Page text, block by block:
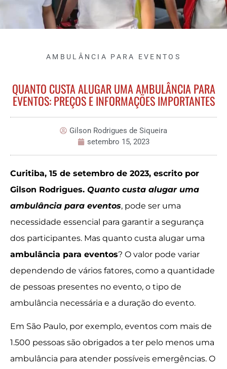
AMBULÂNCIA PARA EVENTOS
QUANTO CUSTA ALUGAR UMA AMBULÂNCIA PARA
EVENTOS: PREÇOS E INFORMAÇÕES IMPORTANTES
Gilson Rodrigues de Siqueira
setembro 15, 2023
Curitiba, 15 de setembro de 2023, escrito por
Gilson Rodrigues. Quanto custa alugar uma
ambulância para eventos, pode ser uma
necessidade essencial para garantir a segurança
dos participantes. Mas quanto custa alugar uma
ambulância para eventos? O valor pode variar
dependendo de vários fatores, como a quantidade
de pessoas presentes no evento, o tipo de
ambulância necessária e a duração do evento.
Em São Paulo, por exemplo, eventos com mais de
1.500 pessoas são obrigados a ter pelo menos uma
ambulância para atender possíveis emergências. O